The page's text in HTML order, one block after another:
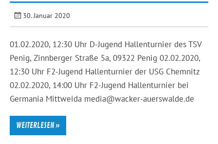
30. Januar 2020
01.02.2020, 12:30 Uhr D-Jugend Hallenturnier des TSV
Penig, Zinnberger Straße 5a, 09322 Penig 02.02.2020,
12:30 Uhr F2-Jugend Hallenturnier der USG Chemnitz
02.02.2020, 14:00 Uhr F2-Jugend Hallenturnier bei
Germania Mittweida media@wacker-auerswalde.de
WEITERLESEN »